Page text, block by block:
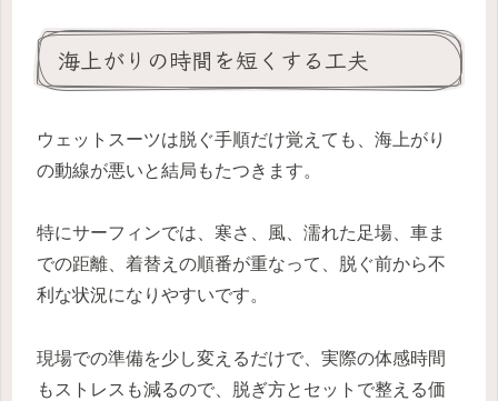
海上がりの時間を短くする工夫
ウェットスーツは脱ぐ手順だけ覚えても、海上がり
の動線が悪いと結局もたつきます。
特にサーフィンでは、寒さ、風、濡れた足場、車ま
での距離、着替えの順番が重なって、脱ぐ前から不
利な状況になりやすいです。
現場での準備を少し変えるだけで、実際の体感時間
もストレスも減るので、脱ぎ方とセットで整える価